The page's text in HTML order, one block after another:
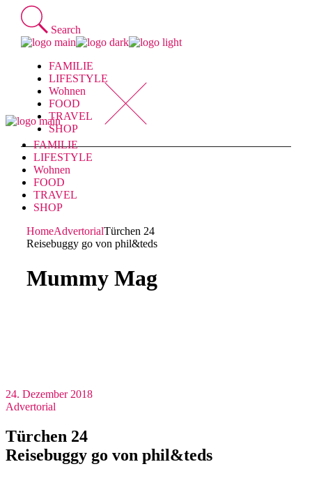
Skip
content
Search
FAMILIE
LIFESTYLE
Wohnen
FOOD
TRAVEL
SHOP
FAMILIE
LIFESTYLE
Wohnen
FOOD
TRAVEL
SHOP
HomeAdvertorialTürchen 24
Reisebuggy go von phil&teds
Mummy Mag
24. Dezember 2018
Advertorial
Türchen 24
Reisebuggy go von phil&teds